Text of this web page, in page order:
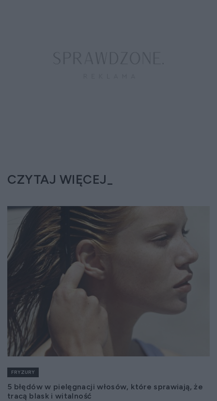
CZYTAJ WIĘCEJ
FRYZURY
5 błędów w pielęgnacji włosów, które sprawiają, że
tracą blask i witalność